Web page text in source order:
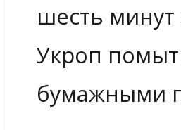
шесть минут
Укроп
бумажными